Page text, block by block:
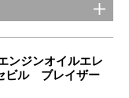
ンジンオイルエレ
ル ブレイザー